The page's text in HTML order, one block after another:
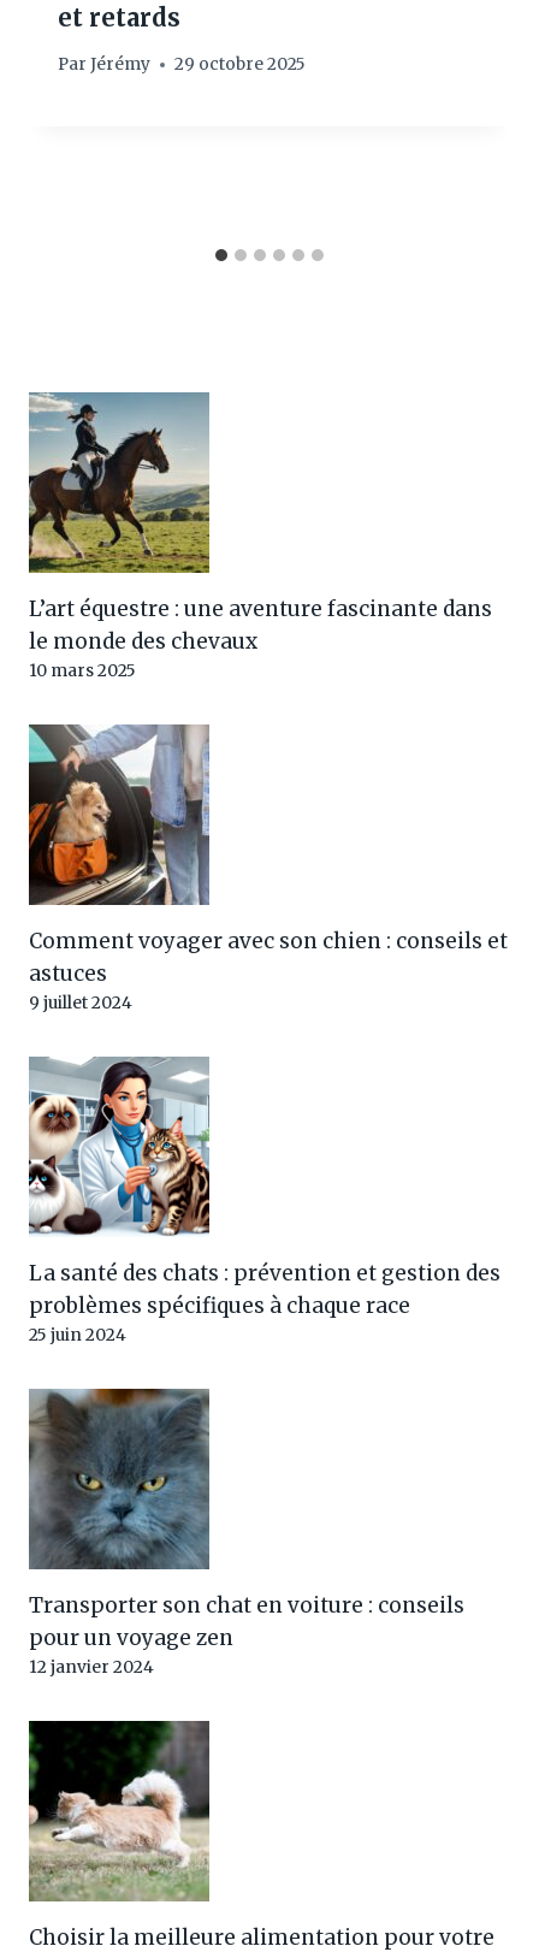
et retards
Par Jérémy 29 octobre 2025
L’art équestre : une aventure fascinante dans
le monde des chevaux
10 mars 2025
Comment voyager avec son chien : conseils et
astuces
9 juillet 2024
La santé des chats : prévention et gestion des
problèmes spécifiques à chaque race
25 juin 2024
Transporter son chat en voiture : conseils
pour un voyage zen
12 janvier 2024
Choisir la meilleure alimentation pour votre